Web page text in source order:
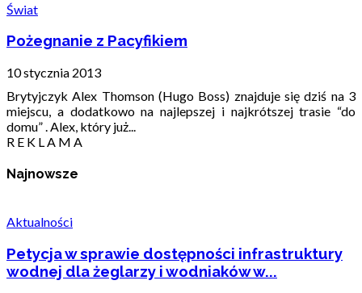
Świat
Pożegnanie z Pacyfikiem
10 stycznia 2013
Brytyjczyk Alex Thomson (Hugo Boss) znajduje się dziś na 3
miejscu, a dodatkowo na najlepszej i najkrótszej trasie “do
domu” . Alex, który już...
R E K L A M A
Najnowsze
Aktualności
Petycja w sprawie dostępności infrastruktury
wodnej dla żeglarzy i wodniaków w...